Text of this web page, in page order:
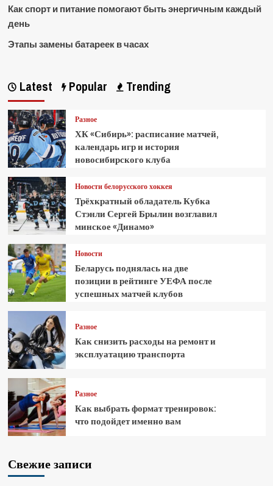
Как спорт и питание помогают быть энергичным каждый
день
Этапы замены батареек в часах
Latest Popular Trending
Разное
ХК «Сибирь»: расписание матчей,
календарь игр и история
новосибирского клуба
Новости белорусского хоккея
Трёхкратный обладатель Кубка
Стэнли Сергей Брылин возглавил
минское «Динамо»
Новости
Беларусь поднялась на две
позиции в рейтинге УЕФА после
успешных матчей клубов
Разное
Как снизить расходы на ремонт и
эксплуатацию транспорта
Разное
Как выбрать формат тренировок:
что подойдет именно вам
Свежие записи